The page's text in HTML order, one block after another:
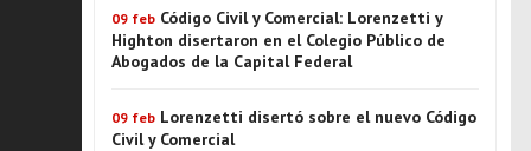
09 feb Código Civil y Comercial: Lorenzetti y
Highton disertaron en el Colegio Público de
Abogados de la Capital Federal
09 feb Lorenzetti disertó sobre el nuevo Código
Civil y Comercial